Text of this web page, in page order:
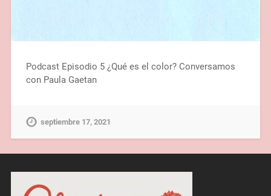
Podcast Episodio 5 ¿Qué es el color? Conversamos
con Paula Gaetan
septiembre 17, 2021